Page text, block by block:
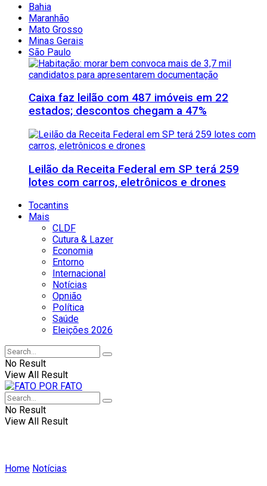
Bahia
Maranhão
Mato Grosso
Minas Gerais
São Paulo
Caixa faz leilão com 487 imóveis em 22
estados; descontos chegam a 47%
Leilão da Receita Federal em SP terá 259
lotes com carros, eletrônicos e drones
Tocantins
Mais
CLDF
Cutura & Lazer
Economia
Entorno
Internacional
Notícias
Opnião
Política
Saúde
Eleições 2026
No Result
View All Result
No Result
View All Result
Home Notícias